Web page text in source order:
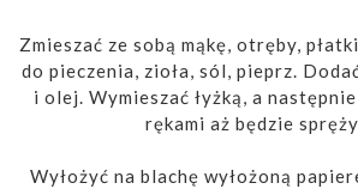
Zmieszać ze sobą mąkę, otręby,
do pieczenia, zioła, sól, pieprz.
i olej. Wymieszać łyżką, a
rękami aż będzie
Wyłożyć na blachę wyłożoną